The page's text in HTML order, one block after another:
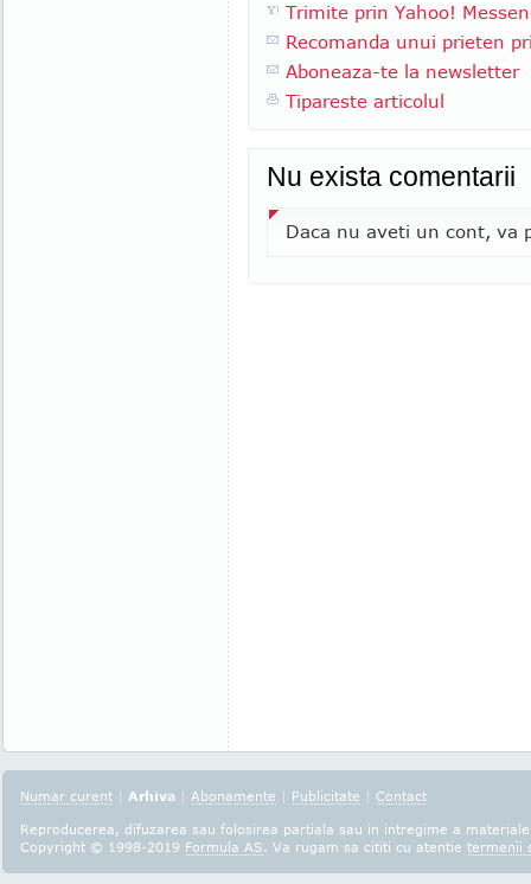
Trimite prin Yahoo!
Recomanda unui prieten
Aboneaza-te la newsletter
Tipareste articolul
Nu exista comentarii
Daca nu aveti un cont, va
Numar curent | Arhiva | Abonamente | Publicitate | Contact
Reproducerea, difuzarea sau folosirea partiala sau in intregime a
Copyright © 1998-2019 Formula AS. Va rugam sa cititi cu atentie termenii